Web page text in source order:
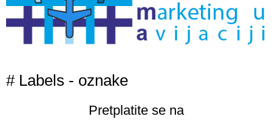
# Labels - oznake
Pretplatite se na